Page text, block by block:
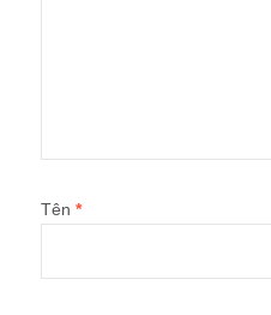
Tên *